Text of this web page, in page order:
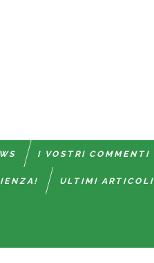
I VOSTRI COMMENTI
ULTIMI ARTICOLI